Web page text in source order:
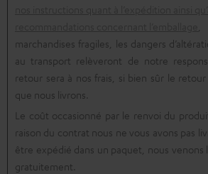
marchandises fragiles, les dangers
au transport relèveront de notre
retour sera à nos frais, si bien sûr le
que nous livrons.
Le coût occasionné par le renvoi du
raison du contrat nous ne vous avons pas
être expédié dans un paquet, nous venons
gratuitement.